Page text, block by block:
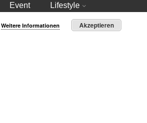
Event Lifestyle
Weitere Informationen Akzeptieren